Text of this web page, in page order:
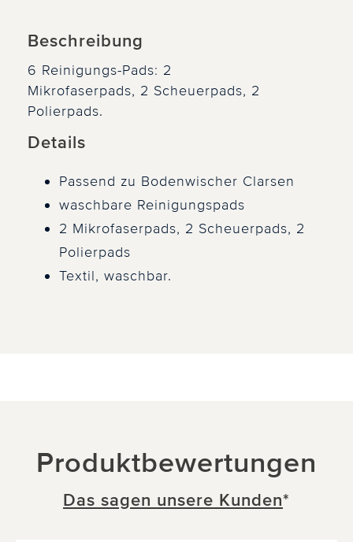
Beschreibung
6 Reinigungs-Pads: 2
Mikrofaserpads, 2 Scheuerpads, 2
Polierpads.
Details
Passend zu Bodenwischer Clarsen
waschbare Reinigungspads
2 Mikrofaserpads, 2 Scheuerpads, 2
Polierpads
Textil, waschbar.
Produktbewertungen
Das sagen unsere Kunden*